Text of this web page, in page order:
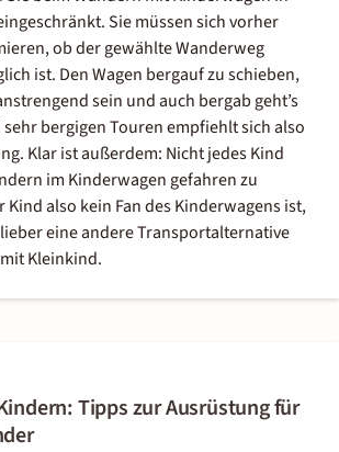
Sie müssen sich vorher
ob der gewählte Wanderweg
ist. Den Wagen bergauf zu schieben,
sein und auch bergab geht’s
bergigen Touren empfiehlt sich also
Klar ist außerdem: Nicht jedes Kind
im Kinderwagen gefahren zu
Kind also kein Fan des Kinderwagens ist,
eine andere Transportalternative
Kleinkind.
Tipps zur Ausrüstung für